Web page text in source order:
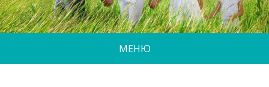
МЕНЮ